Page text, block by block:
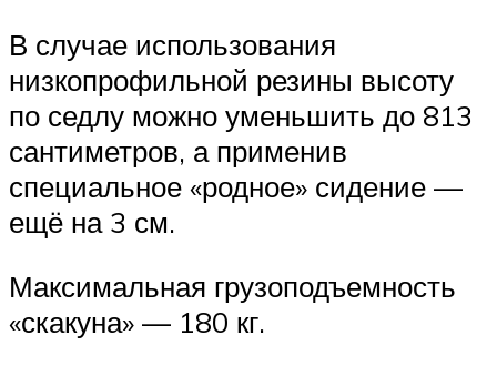
В случае использования
низкопрофильной резины высоту
по седлу можно уменьшить до 813
сантиметров, а применив
специальное «родное» сидение —
ещё на 3 см.
Максимальная грузоподъемность
«скакуна» — 180 кг.